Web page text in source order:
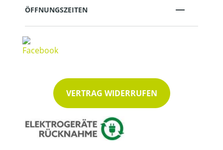
ÖFFNUNGSZEITEN
VERTRAG WIDERRUFEN